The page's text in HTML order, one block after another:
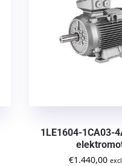
1LE1604-1CA03-
€1.440,00